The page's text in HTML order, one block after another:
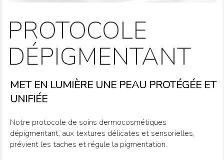
PROTOCOLE
DÉPIGMENTANT
MET EN LUMIÈRE UNE PEAU PROTÉGÉE ET
UNIFIÉE
Notre protocole de soins dermocosmétiques
dépigmentant, aux textures délicates et sensorielles,
prévient les taches et régule la pigmentation.